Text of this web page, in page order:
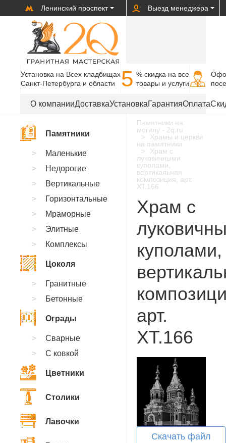
Ленинский проспект Выезд менеджера
Установка на Всех кладбищах
Санкт-Петербурга и области
5 % cкидка на все
товары и услуги
О компанииДоставкаУстановкаГарантияОплата
Памятники на
могилу - 2q.ru
Храмы и церкви
на памятники
Храм с
луковичными
куполами,
вертикальная
композиция, арт.
XT.166
Храм с
куполами,
арт.
XT.166
Скачать файл
Памятники
Маленькие
Недорогие
Вертикальные
Горизонтальные
Мраморные
Элитные
Комплексы
Цоколя
Гранитные
Бетонные
Ограды
Сварные
С ковкой
Цветники
Столики
Лавочки